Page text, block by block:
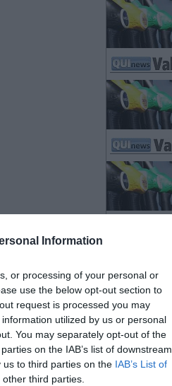
Information
or processing of your personal or
use the below opt-out section to
request is processed you may
utilized by us or personal
You may separately opt-out of the
on the IAB’s list of downstream
to third parties on the IAB’s List of
third parties.